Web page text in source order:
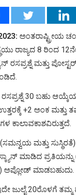
ಅಂತರಾಷ್ಟ್ರೀಯ
ರಾಜ್ಯದ 8 ರಿಂದ
ರಸಪ್ರಶ್ನೆ ಮತ್ತು
30 ಬಹು ಆಯ್ಕೆಯ
+2 ಅಂಕ ಮತ್ತು
ಕಾಲಾವಕಾಶವಿರುತ್ತದೆ.
ಮತ್ತು
ಮಾಡಿದ
ಅಪ್ಲೋಡ್ ಮಾಡಬಹುದು.
ಜುಲೈ 20ರೊಳಗೆ ತಮ್ಮ